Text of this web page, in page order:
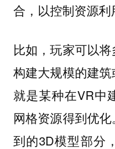
合，以控制资源利
比如，玩家可以
构建大规模的建
就是某种在VR中
网格资源得到优
到的3D模型部分